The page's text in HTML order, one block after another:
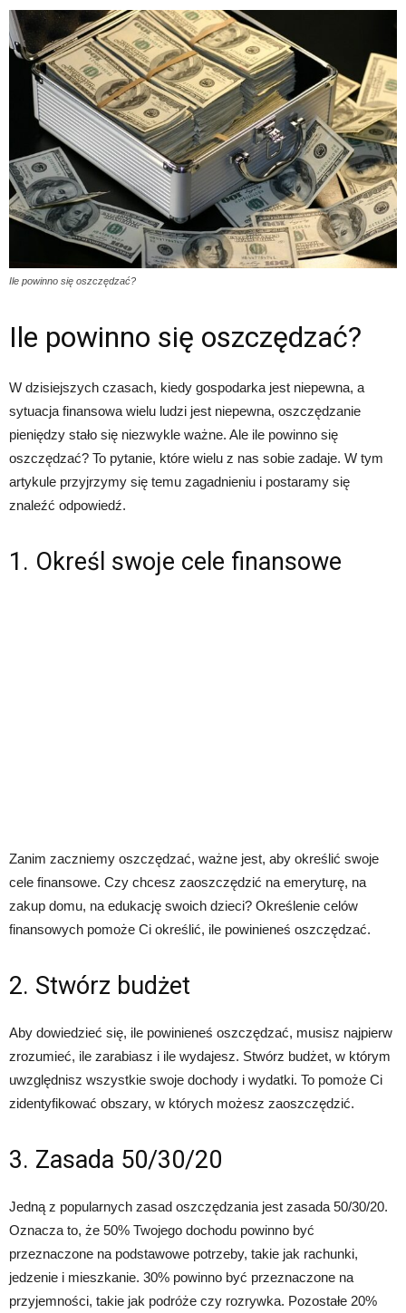
Ile powinno się oszczędzać?
Ile powinno się oszczędzać?
W dzisiejszych czasach, kiedy gospodarka jest niepewna, a
sytuacja finansowa wielu ludzi jest niepewna, oszczędzanie
pieniędzy stało się niezwykle ważne. Ale ile powinno się
oszczędzać? To pytanie, które wielu z nas sobie zadaje. W tym
artykule przyjrzymy się temu zagadnieniu i postaramy się
znaleźć odpowiedź.
1. Określ swoje cele finansowe
Zanim zaczniemy oszczędzać, ważne jest, aby określić swoje
cele finansowe. Czy chcesz zaoszczędzić na emeryturę, na
zakup domu, na edukację swoich dzieci? Określenie celów
finansowych pomoże Ci określić, ile powinieneś oszczędzać.
2. Stwórz budżet
Aby dowiedzieć się, ile powinieneś oszczędzać, musisz najpierw
zrozumieć, ile zarabiasz i ile wydajesz. Stwórz budżet, w którym
uwzględnisz wszystkie swoje dochody i wydatki. To pomoże Ci
zidentyfikować obszary, w których możesz zaoszczędzić.
3. Zasada 50/30/20
Jedną z popularnych zasad oszczędzania jest zasada 50/30/20.
Oznacza to, że 50% Twojego dochodu powinno być
przeznaczone na podstawowe potrzeby, takie jak rachunki,
jedzenie i mieszkanie. 30% powinno być przeznaczone na
przyjemności, takie jak podróże czy rozrywka. Pozostałe 20%